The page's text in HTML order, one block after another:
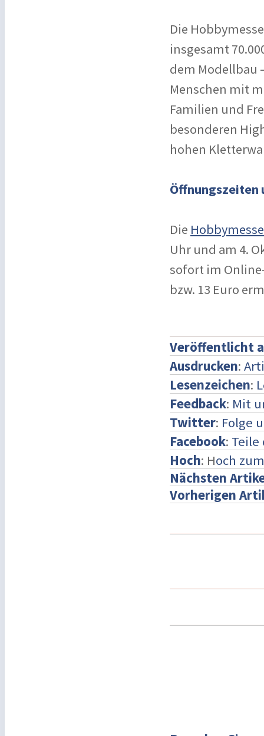
Die
insgesamt
dem Modellbau
Menschen mit
Familien und
besonderen
hohen
Öffnungszeiten
Die
Uhr und am 4.
sofort im
bzw. 13 Euro
Veröffentlicht
Ausdrucken:
Lesenzeichen:
Feedback: Mit
Twitter: Folge
Facebook: Teile
Hoch: Hoch
Nächsten
Vorherigen